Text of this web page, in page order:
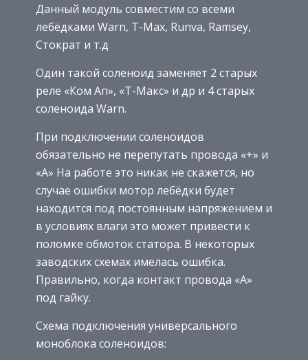
Данный модуль совместим со всеми
лебёдками Warn, T-Max, Runva, Ramsey,
Стократ и т.д
Один такой соленоид заменяет 2 старых
реле «Ком Ап», «T-Макс» и др и 4 старых
соленоида Warn.
При подключении соленоидов
обязательно не перепутать провода «+» и
«А» На работе это никак не скажется, но
случае ошибки мотор лебёдки будет
находится под постоянным напряжением и
в условиях влаги это может привести к
поломке обмоток статора. В некоторых
заводских схемах имелась ошибка.
Правильно, когда контакт провода «А»
под гайку.
Схема подключения универсального
моноблока соленоидов: